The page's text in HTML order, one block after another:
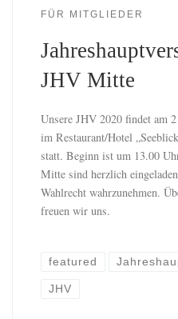
FÜR MITGLIEDER
JHV Mitte
Unsere JHV 2020 findet am
im Restaurant/Hotel
statt. Beginn ist um 13.00
Mitte sind herzlich
Wahlrecht wahrzunehmen.
freuen wir uns.
featured
JHV